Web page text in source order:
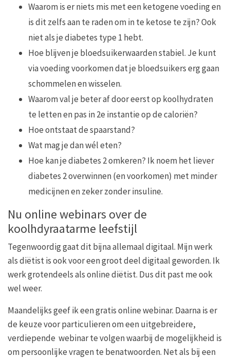
Waarom is er niets mis met een ketogene voeding en
is dit zelfs aan te raden om in te ketose te zijn? Ook
niet als je diabetes type 1 hebt.
Hoe blijven je bloedsuikerwaarden stabiel. Je kunt
via voeding voorkomen dat je bloedsuikers erg gaan
schommelen en wisselen.
Waarom val je beter af door eerst op koolhydraten
te letten en pas in 2e instantie op de caloriën?
Hoe ontstaat de spaarstand?
Wat mag je dan wél eten?
Hoe kan je diabetes 2 omkeren? Ik noem het liever
diabetes 2 overwinnen (en voorkomen) met minder
medicijnen en zeker zonder insuline.
Nu online webinars over de
koolhdyraatarme leefstijl
Tegenwoordig gaat dit bijna allemaal digitaal. Mijn werk
als diëtist is ook voor een groot deel digitaal geworden. Ik
werk grotendeels als online diëtist. Dus dit past me ook
wel weer.
Maandelijks geef ik een gratis online webinar. Daarna is er
de keuze voor particulieren om een uitgebreidere,
verdiepende webinar te volgen waarbij de mogelijkheid is
om persoonlijke vragen te benatwoorden. Net als bij een